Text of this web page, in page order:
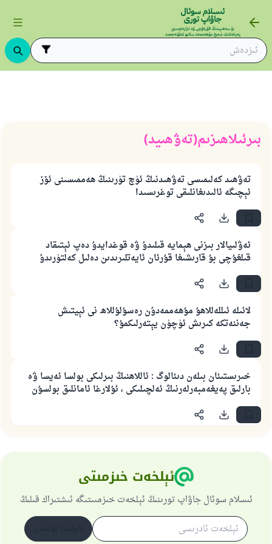
بىرئىلاھىزىم(تەۋھىيد)
تەۋھىد كەلىمىسى تەۋھىدنىڭ ئۈچ تۈرىنىڭ ھەممىسىنى ئۆز
ئېچىگە ئالىدىغانلىقى توغرىسىدا
ئەۋلىيالار بىزنى ھېمايە قىلىدۇ ۋە قوغدايدۇ دەپ ئېتىقاد
قىلغۇچى بۇ قارىشىغا قۇرئان ئايەتلىرىدىن دەلىل كەلتۈرىدۇ
لائىلە ئىللەللاھۇ مۇھەممەدۇن رەسۇلۇللاھ نى ئېيتىش
جەننەتكە كىرىش ئۈچۈن يېتەرلىكمۇ؟
خىرىستىئان بىلەن دىئالوگ : ئاللاھنىڭ بىرلىكى بولسا ئەيسا ۋە
بارلىق پەيغەمبەرلەرنىڭ ئەلچىلىكى ، ئۇلارغا ئامانلىق بولسۇن
ئېلخەت خىزمىتى
ئىسلام سوئال جاۋاپ تورىنىڭ ئېلخەت خىزمىىتىگە ئىشتىراك قىلىڭ
110845 - نومۇرلۇق سوئالنىڭ جاۋابى
پەيغەمبەرئەلەيھىسسالام مۇنداق دېگەن:
ياخشىلىققا باشلارپ قويغان كىشى قىلغۇچىغا
ئىئائە